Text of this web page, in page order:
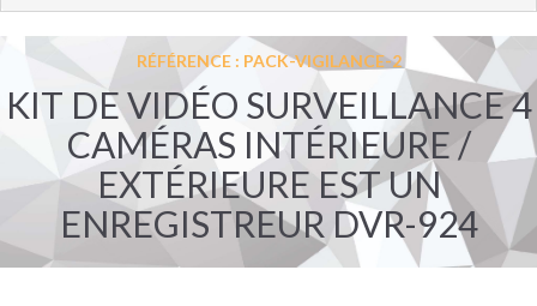
RÉFÉRENCE : PACK-VIGILANCE-2
KIT DE VIDÉO SURVEILLANCE 4
CAMÉRAS INTÉRIEURE /
EXTÉRIEURE EST UN
ENREGISTREUR DVR-924